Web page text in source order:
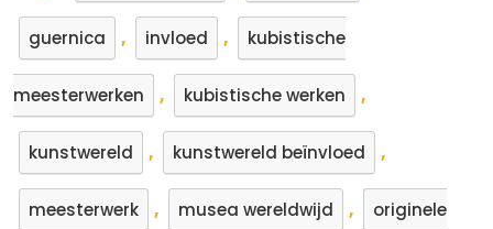
guernica , invloed , kubistische
meesterwerken , kubistische werken ,
kunstwereld , kunstwereld beïnvloed ,
meesterwerk , musea wereldwijd , originele